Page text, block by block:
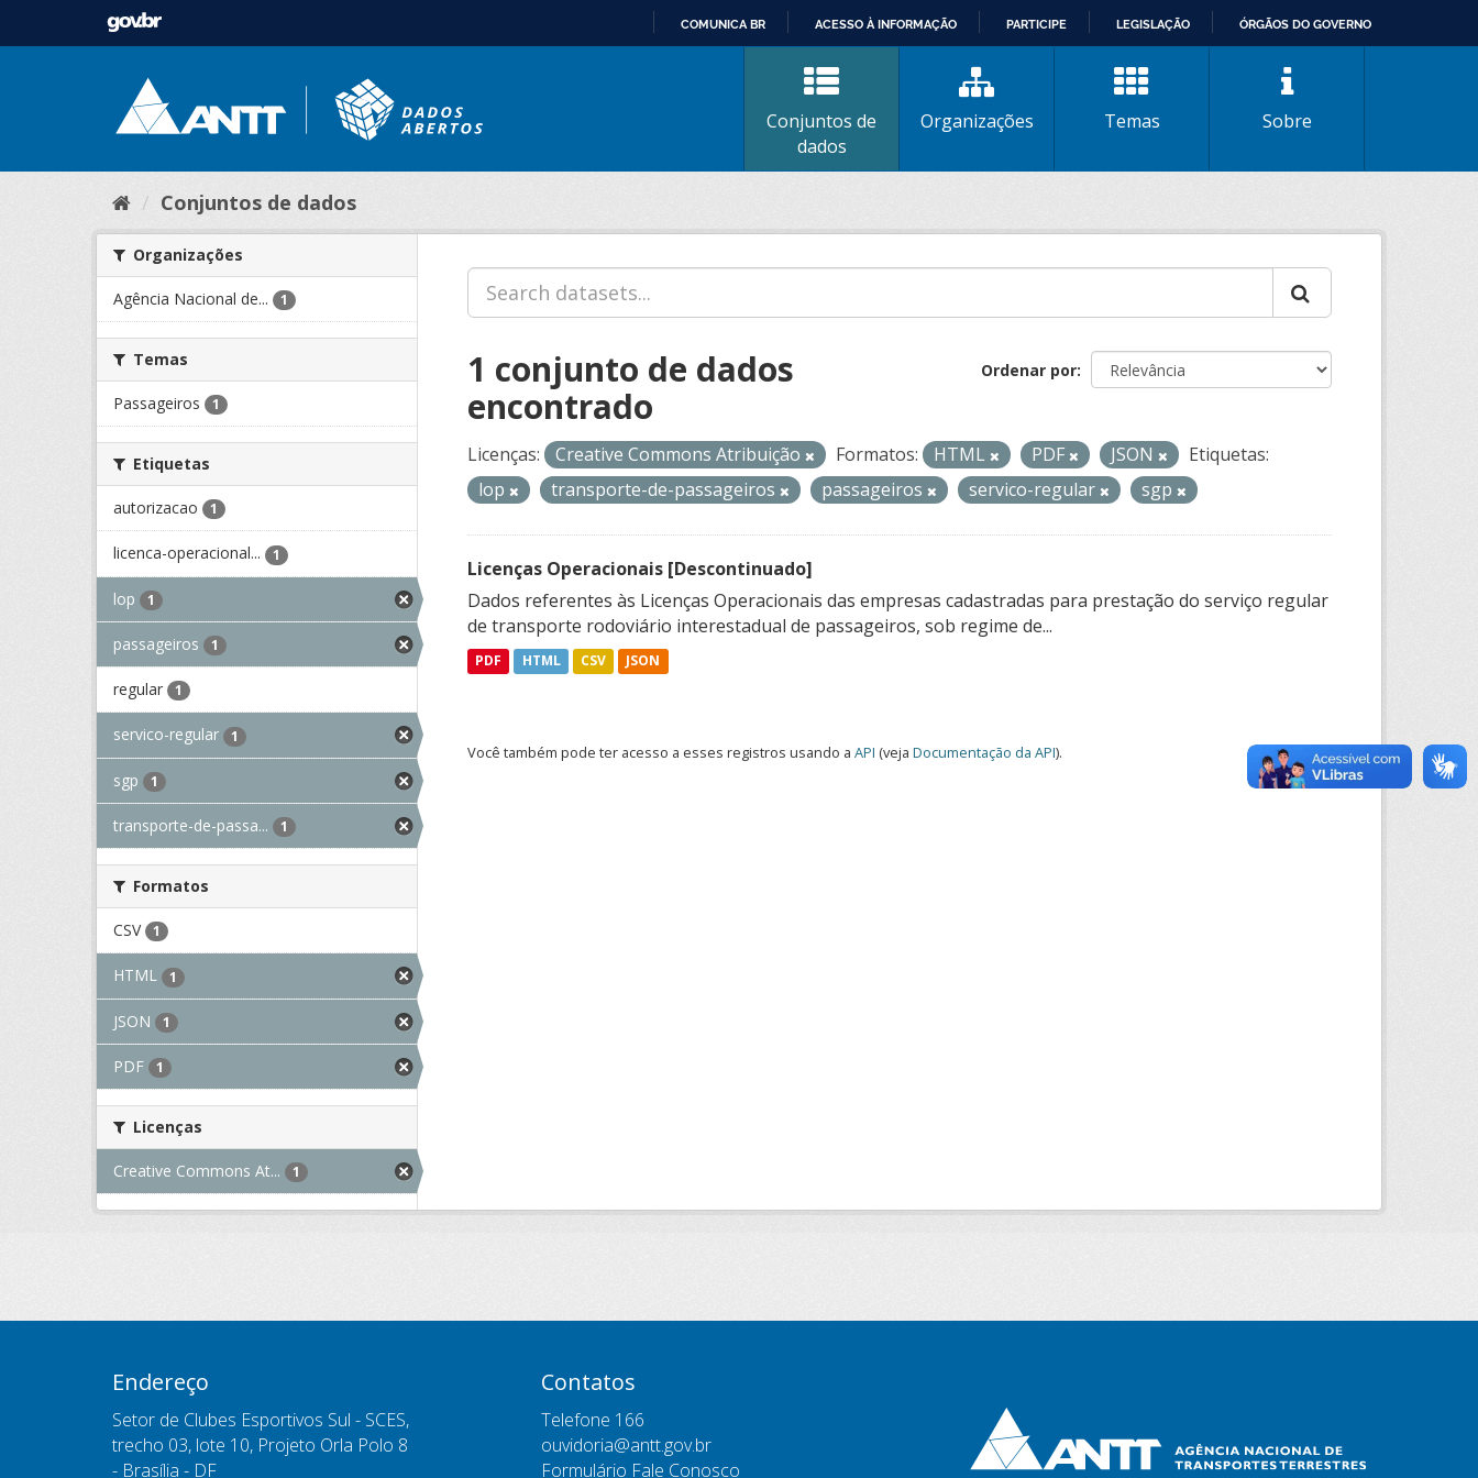
CONTEÚDO
COMUNICA BR ACESSO À INFORMAÇÃO PARTICIPE LEGISLAÇÃO ÓRGÃOS DO GOVERNO
Conjuntos de
dados
Organizações Temas Sobre
Conjuntos de dados
Organizações
Agência Nacional de... 1
Temas
Passageiros 1
Etiquetas
autorizacao 1
licenca-operacional... 1
lop 1
passageiros 1
regular 1
servico-regular 1
sgp 1
transporte-de-passa... 1
Formatos
CSV 1
HTML 1
JSON 1
PDF 1
Licenças
Creative Commons At... 1
Ordenar por
1 conjunto de dados
encontrado
Licenças: Creative Commons Atribuição Formatos: HTML PDF JSON
Etiquetas:
lop
transporte-de-passageiros passageiros servico-regular sgp
Licenças Operacionais [Descontinuado]
Dados referentes às Licenças Operacionais das empresas cadastradas para prestação do serviço regular
de transporte rodoviário interestadual de passageiros, sob regime de...
PDF HTML CSV JSON
Você também pode ter acesso a esses registros usando a API (veja Documentação da API).
Endereço
Setor de Clubes Esportivos Sul - SCES,
trecho 03, lote 10, Projeto Orla Polo 8
- Brasília - DF
Contatos
Telefone 166
ouvidoria@antt.gov.br
Formulário Fale Conosco